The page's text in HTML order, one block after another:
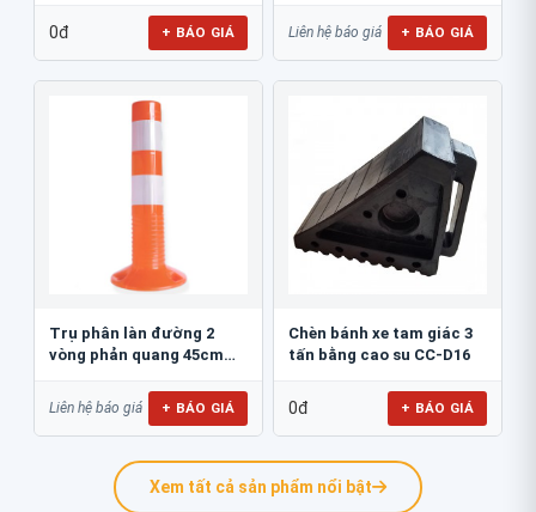
0đ + BÁO GIÁ Liên hệ báo giá + BÁO GIÁ
Trụ phân làn đường 2
vòng phản quang 45cm
Liên hệ báo giá + BÁO GIÁ
Chèn bánh xe tam giác 3
tấn bằng cao su CC-D16
0đ + BÁO GIÁ
Xem tất cả sản phẩm nổi bật